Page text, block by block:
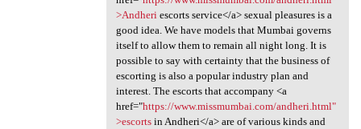
>Andheri escorts service</a> sexual pleasures is a
good idea. We have models that Mumbai governs
itself to allow them to remain all night long. It is
possible to say with certainty that the business of
escorting is also a popular industry plan and
interest. The escorts that accompany <a
href="https://www.missmumbai.com/andheri.html"
>escortsin Andheri</a> are of various kinds and